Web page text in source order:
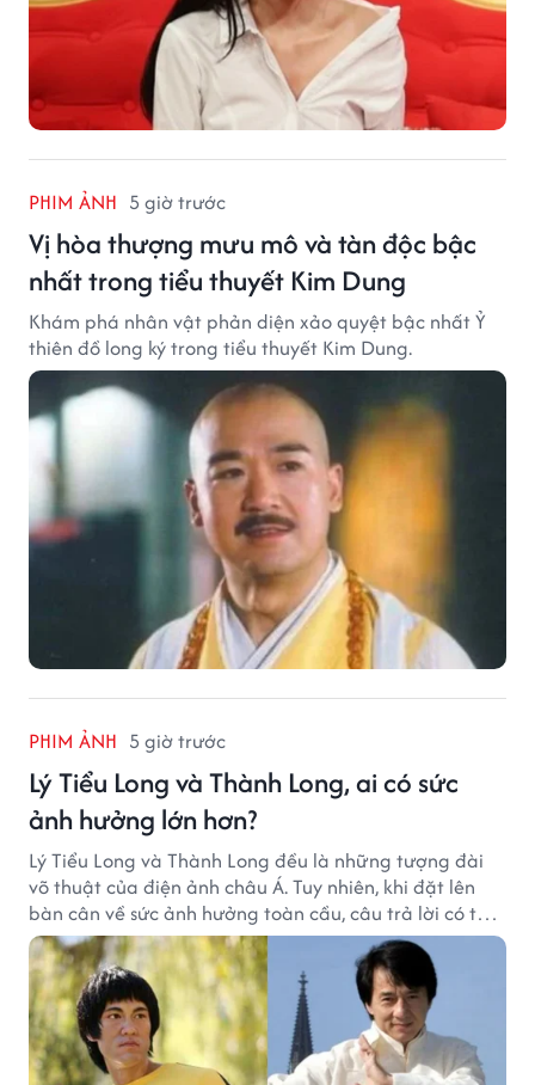
PHIM ẢNH 5 giờ trước
Vị hòa thượng mưu mô và tàn độc bậc
nhất trong tiểu thuyết Kim Dung
Khám phá nhân vật phản diện xảo quyệt bậc nhất Ỷ
thiên đồ long ký trong tiểu thuyết Kim Dung.
PHIM ẢNH 5 giờ trước
Lý Tiểu Long và Thành Long, ai có sức
ảnh hưởng lớn hơn?
Lý Tiểu Long và Thành Long đều là những tượng đài
võ thuật của điện ảnh châu Á. Tuy nhiên, khi đặt lên
bàn cân về sức ảnh hưởng toàn cầu, câu trả lời có thể
khiến nhiều khán giả bất ngờ.